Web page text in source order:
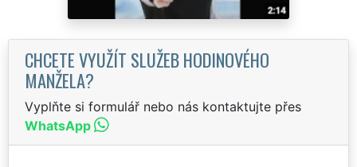
CHCETE VYUŽÍT SLUŽEB HODINOVÉHO
MANŽELA?
Vyplňte si formulář nebo nás kontaktujte přes
WhatsApp